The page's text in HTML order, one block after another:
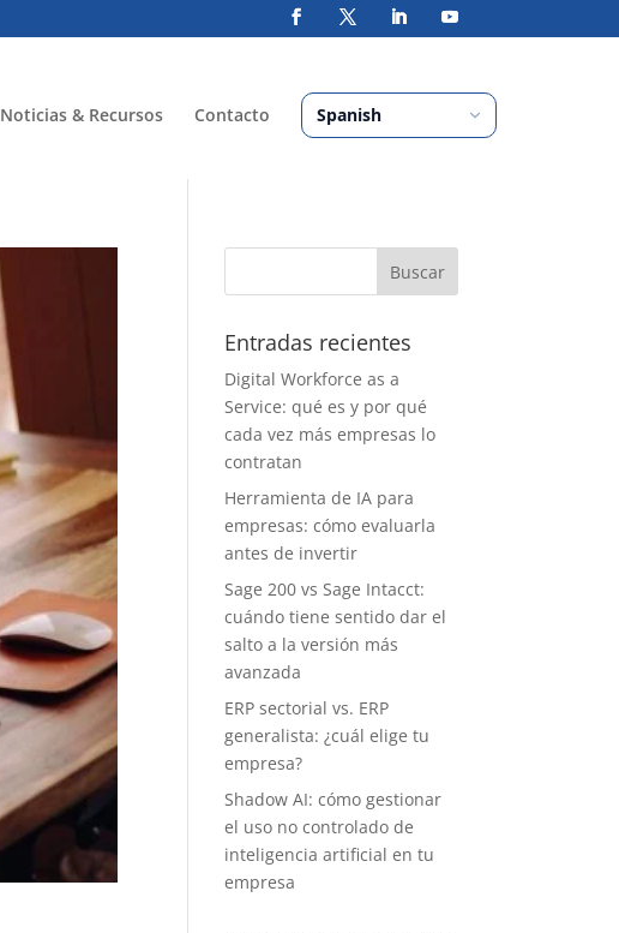
Noticias & Recursos Contacto
Entradas recientes
Digital Workforce as a
Service: qué es y por qué
cada vez más empresas lo
contratan
Herramienta de IA para
empresas: cómo evaluarla
antes de invertir
Sage 200 vs Sage Intacct:
cuándo tiene sentido dar el
salto a la versión más
avanzada
ERP sectorial vs. ERP
generalista: ¿cuál elige tu
empresa?
Shadow AI: cómo gestionar
el uso no controlado de
inteligencia artificial en tu
empresa